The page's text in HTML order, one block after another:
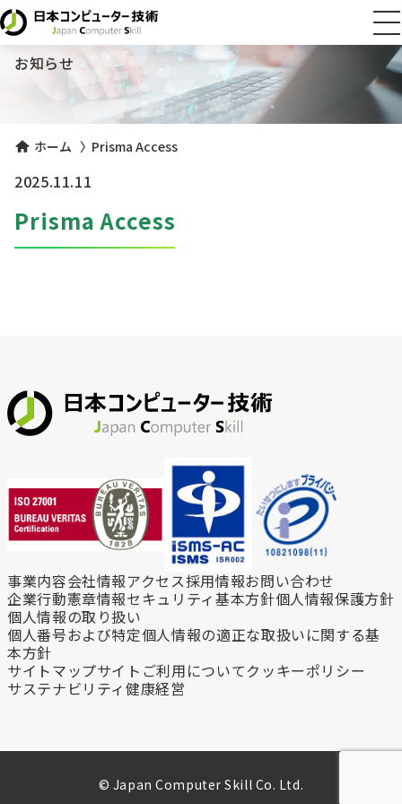
NEWS
お知らせ
ホーム 〉 Prisma Access
2025.11.11
Prisma Access
事業内容会社情報アクセス採用情報お問い合わせ
企業行動憲章情報セキュリティ基本方針個人情報保護方針
個人情報の取り扱い
個人番号および特定個人情報の適正な取扱いに関する基
本方針
サイトマップサイトご利用についてクッキーポリシー
サステナビリティ健康経営
© Japan Computer Skill Co. Ltd.